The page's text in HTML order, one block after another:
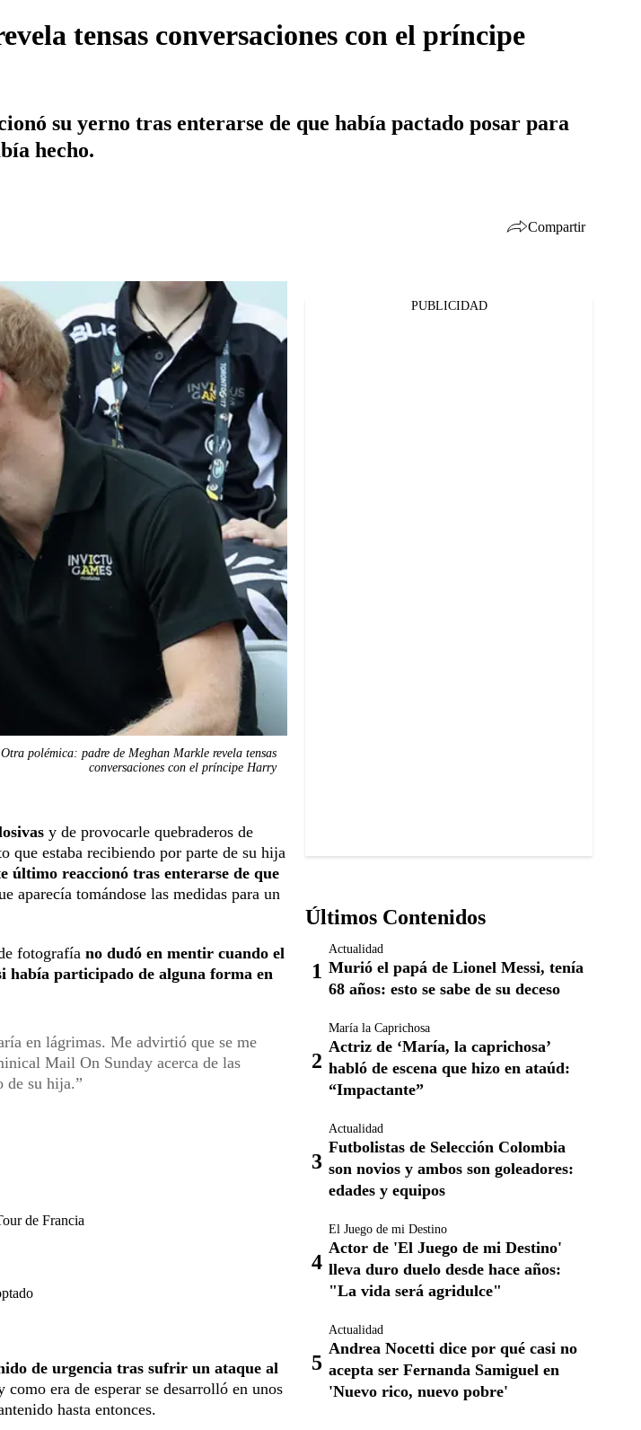
tensas conversaciones con el príncipe
su yerno tras enterarse de que había pactado posar para
hecho.
Compartir
Facebook
Twitter
Otra polémica: padre de Meghan Markle revela tensas
conversaciones con el príncipe Harry
y de provocarle quebraderos de
que estaba recibiendo por parte de su hija
último reaccionó tras enterarse de que
aparecía tomándose las medidas para un
fotografía no dudó en mentir cuando el
había participado de alguna forma en
en lágrimas. Me advirtió que se me
Mail On Sunday acerca de las
de su hija.
de Francia
de urgencia tras sufrir un ataque al
era de esperar se desarrolló en unos
hasta entonces.
PUBLICIDAD
Últimos Contenidos
Actualidad
Murió el papá de Lionel Messi, tenía
68 años: esto se sabe de su deceso
María la Caprichosa
Actriz de ‘María, la caprichosa’
habló de escena que hizo en ataúd:
“Impactante”
Actualidad
Futbolistas de Selección Colombia
son novios y ambos son goleadores:
edades y equipos
El Juego de mi Destino
Actor de 'El Juego de mi Destino'
lleva duro duelo desde hace años:
"La vida será agridulce"
Actualidad
Andrea Nocetti dice por qué casi no
acepta ser Fernanda Samiguel en
'Nuevo rico, nuevo pobre'